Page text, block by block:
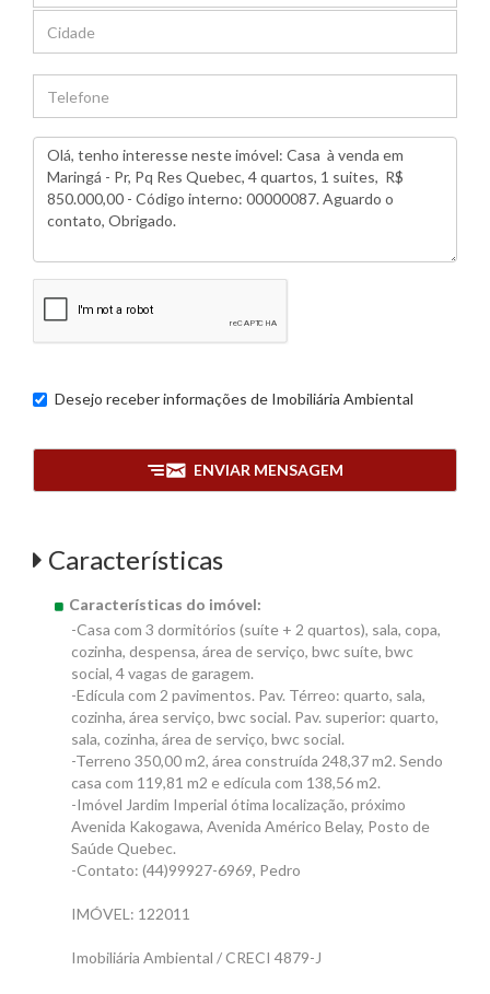
Desejo receber informações de Imobiliária Ambiental
ENVIAR MENSAGEM
Características
Características do imóvel:
-Casa com 3 dormitórios (suíte + 2 quartos), sala, copa,
cozinha, despensa, área de serviço, bwc suíte, bwc
social, 4 vagas de garagem.
-Edícula com 2 pavimentos. Pav. Térreo: quarto, sala,
cozinha, área serviço, bwc social. Pav. superior: quarto,
sala, cozinha, área de serviço, bwc social.
-Terreno 350,00 m2, área construída 248,37 m2. Sendo
casa com 119,81 m2 e edícula com 138,56 m2.
-Imóvel Jardim Imperial ótima localização, próximo
Avenida Kakogawa, Avenida Américo Belay, Posto de
Saúde Quebec.
-Contato: (44)99927-6969, Pedro
IMÓVEL: 122011
Imobiliária Ambiental / CRECI 4879-J